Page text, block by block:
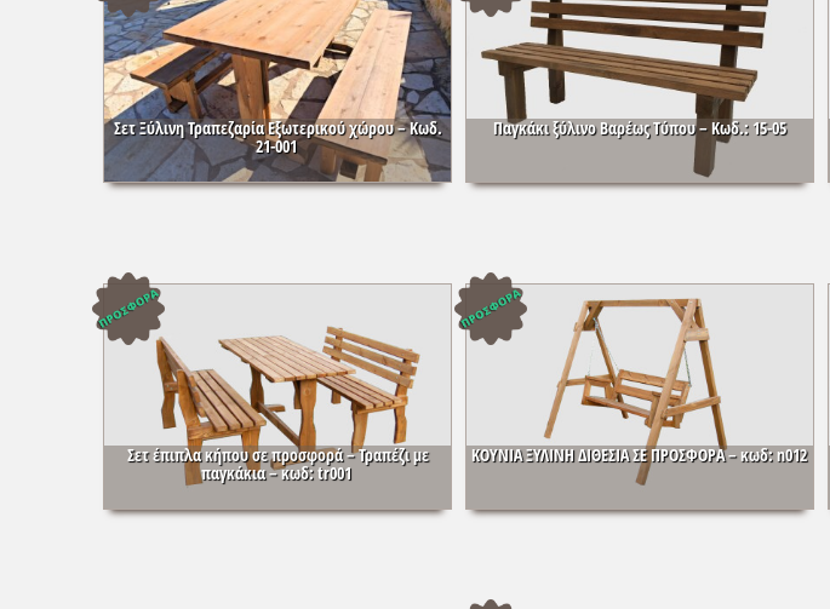
Σετ Ξύλινη Τραπεζαρία Εξωτερικού χώρου – Κωδ.
21-001
Παγκάκι ξύλινο Βαρέως Τύπου – Κωδ.: 15-05
Σετ έπιπλα κήπου σε προσφορά – Τραπέζι με
παγκάκια – κωδ: tr001
ΚΟΥΝΙΑ ΞΥΛΙΝΗ ΔΙΘΕΣΙΑ ΣΕ ΠΡΟΣΦΟΡΑ – κωδ: n012